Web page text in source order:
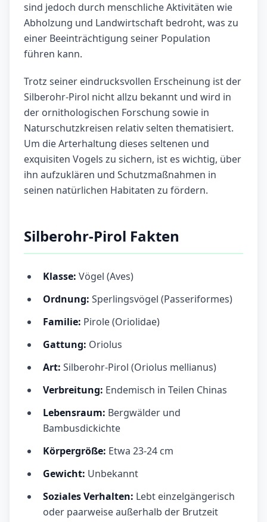
sind jedoch durch menschliche Aktivitäten wie
Abholzung und Landwirtschaft bedroht, was zu
einer Beeinträchtigung seiner Population
führen kann.
Trotz seiner eindrucksvollen Erscheinung ist der
Silberohr-Pirol nicht allzu bekannt und wird in
der ornithologischen Forschung sowie in
Naturschutzkreisen relativ selten thematisiert.
Um die Arterhaltung dieses seltenen und
exquisiten Vogels zu sichern, ist es wichtig, über
ihn aufzuklären und Schutzmaßnahmen in
seinen natürlichen Habitaten zu fördern.
Silberohr-Pirol Fakten
Klasse: Vögel (Aves)
Ordnung: Sperlingsvögel (Passeriformes)
Familie: Pirole (Oriolidae)
Gattung: Oriolus
Art: Silberohr-Pirol (Oriolus mellianus)
Verbreitung: Endemisch in Teilen Chinas
Lebensraum: Bergwälder und
Bambusdickichte
Körpergröße: Etwa 23-24 cm
Gewicht: Unbekannt
Soziales Verhalten: Lebt einzelgängerisch
oder paarweise außerhalb der Brutzeit